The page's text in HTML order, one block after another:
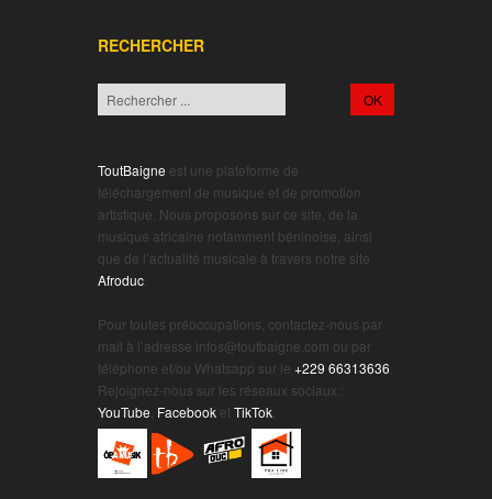
RECHERCHER
ToutBaigne est une plateforme de
téléchargement de musique et de promotion
artistique. Nous proposons sur ce site, de la
musique africaine notamment béninoise, ainsi
que de l’actualité musicale à travers notre site
Afroduc
Pour toutes préoccupations, contactez-nous par
mail à l’adresse infos@toutbaigne.com ou par
téléphone et/ou Whatsapp sur le +229 66313636
Rejoignez-nous sur les réseaux sociaux :
YouTube Facebook etTikTok